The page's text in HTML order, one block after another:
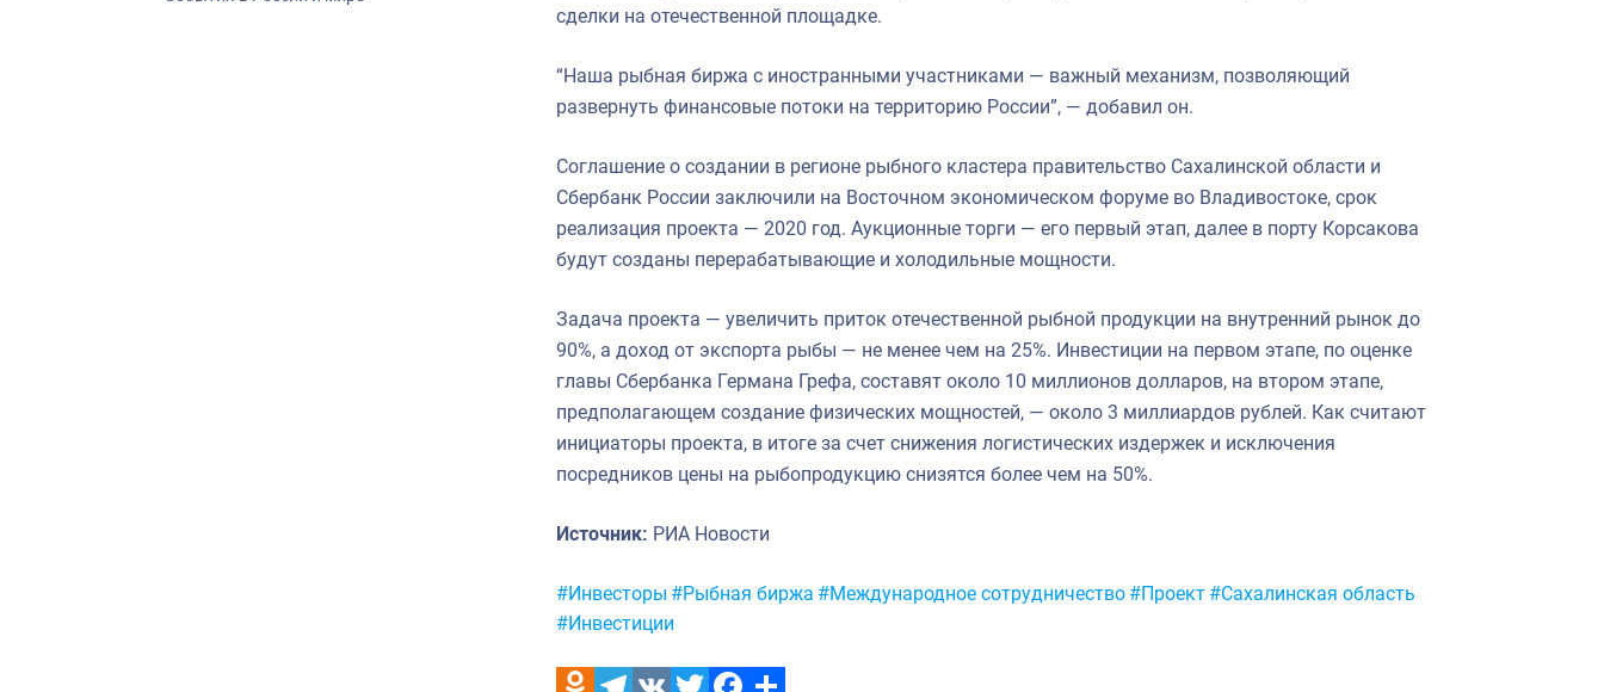
сделки на отечественной площадке.
“Наша рыбная биржа с иностранными участниками — важный механизм, позволяющий
развернуть финансовые потоки на территорию России”, — добавил он.
Соглашение о создании в регионе рыбного кластера правительство Сахалинской области и
Сбербанк России заключили на Восточном экономическом форуме во Владивостоке, срок
реализация проекта — 2020 год. Аукционные торги — его первый этап, далее в порту Корсакова
будут созданы перерабатывающие и холодильные мощности.
Задача проекта — увеличить приток отечественной рыбной продукции на внутренний рынок до
90%, а доход от экспорта рыбы — не менее чем на 25%. Инвестиции на первом этапе, по оценке
главы Сбербанка Германа Грефа, составят около 10 миллионов долларов, на втором этапе,
предполагающем создание физических мощностей, — около 3 миллиардов рублей. Как считают
инициаторы проекта, в итоге за счет снижения логистических издержек и исключения
посредников цены на рыбопродукцию снизятся более чем на 50%.
Источник: РИА Новости
Метки:
#Инвесторы #Рыбная биржа #Международное сотрудничество #Проект #Сахалинская область
#Инвестиции